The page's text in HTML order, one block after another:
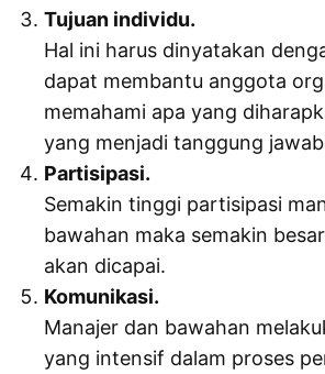
Tujuan individu.
Hal ini harus dinyatakan
dapat membantu anggota
memahami apa yang
yang menjadi tanggung
Partisipasi.
Semakin tinggi partisipasi
bawahan maka semakin
akan dicapai.
Komunikasi.
Manajer dan bawahan
yang intensif dalam proses